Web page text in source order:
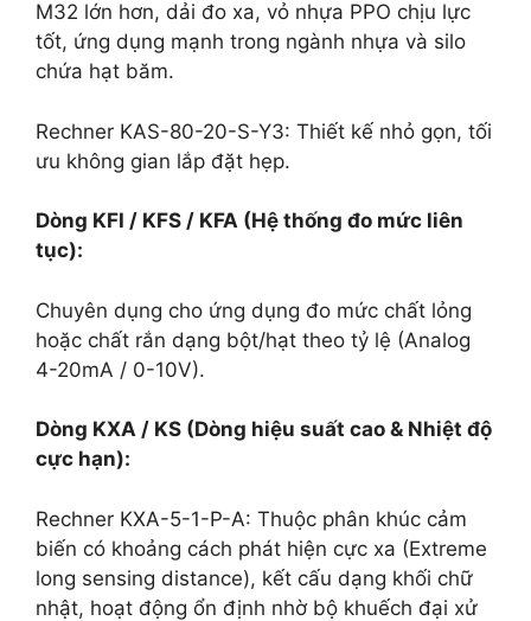
M32 lớn hơn, dải đo xa, vỏ nhựa PPO chịu lực
tốt, ứng dụng mạnh trong ngành nhựa và silo
chứa hạt băm.
Rechner KAS-80-20-S-Y3: Thiết kế nhỏ gọn, tối
ưu không gian lắp đặt hẹp.
Dòng KFI / KFS / KFA (Hệ thống đo mức liên
tục):
Chuyên dụng cho ứng dụng đo mức chất lỏng
hoặc chất rắn dạng bột/hạt theo tỷ lệ (Analog
4-20mA / 0-10V).
Dòng KXA / KS (Dòng hiệu suất cao & Nhiệt độ
cực hạn):
Rechner KXA-5-1-P-A: Thuộc phân khúc cảm
biến có khoảng cách phát hiện cực xa (Extreme
long sensing distance), kết cấu dạng khối chữ
nhật, hoạt động ổn định nhờ bộ khuếch đại xử